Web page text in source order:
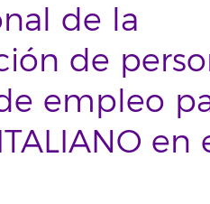
de la
de
empleo
en